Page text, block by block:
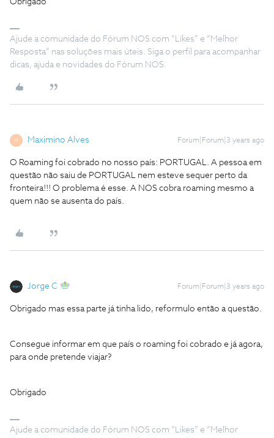
Obrigado
Ajude a comunidade do Fórum NOS com “Likes” e “Melhor
Resposta” nas soluções mais úteis. Siga o perfil para acompanhar
dicas, ajuda e novidades do Fórum NOS.
M Maximino Alves Forum|Forum|3 years ago
O Roaming foi cobrado no nosso país: PORTUGAL. A pessoa em
questão não saiu de PORTUGAL nem esteve sequer perto da
fronteira!!! O problema é esse. A NOS cobra roaming mesmo a
quem não se ausenta do país.
Jorge C Forum|Forum|3 years ago
Obrigado mas essa parte já tinha lido, reformulo então a questão.
Consegue informar em que país o roaming foi cobrado e já agora,
para onde pretende viajar?
Obrigado
Ajude a comunidade do Fórum NOS com “Likes” e “Melhor